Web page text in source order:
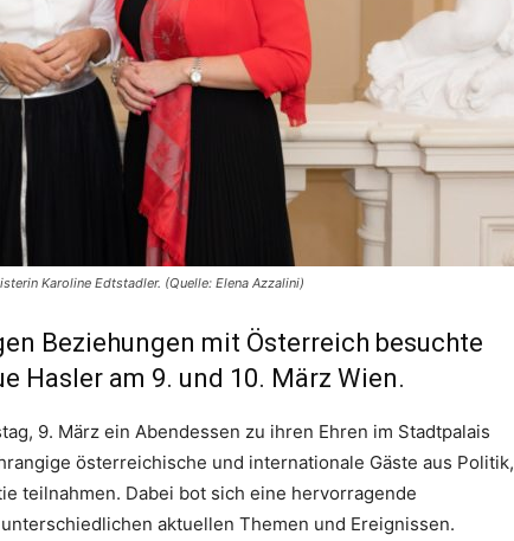
Karoline Edtstadler. (Quelle: Elena Azzalini)
Beziehungen mit Österreich besuchte
Hasler am 9. und 10. März Wien.
9. März ein Abendessen zu ihren Ehren im Stadtpalais
österreichische und internationale Gäste aus Politik,
teilnahmen. Dabei bot sich eine hervorragende
aktuellen Themen und Ereignissen.